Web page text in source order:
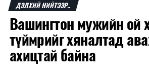
“Уралдронзавод” компани 2023
хотод байгуулагдсан бөгөөд
төхөөрөмж үйлдвэрлэдэг аж.
оны орлого 6.2 тэрбум рубль,
тэрбум рубльд хүрсэн гэж РБК
ДЭЛХИЙ НИЙТЭЭР..
Вашингтон мужийн ой
түймрийг хяналтад
ахицтай байна